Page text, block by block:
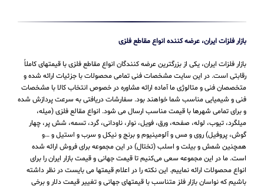
بازار فلزات ایران، عرضه کننده انواع مقاطع فلزی
بازار فلزات ایران، یکی از بزرگترین عرضه کنندگان انواع مقاطع فلزی با قیمتهای کاملاً
رقابتی است. در این سایت مشخصات فنی تمامی محصولات با جزئیات ارائه شده و
متخصصان فنی و متالوژی ما آماده ارائه مشاوره در خصوص انتخاب کالا با مشخصات
فنی و شیمیایی مناسب شما خواهند بود. سفارشات دریافتی به سرعت پردازش شده
و برای تمامی شهرها با قیمت مناسب ارسال می شود. انواع مقالع فلزی (میله،
میلگرد، تیوب، لوله، صفحه، ورق، فویل، نوار، ناودانی، گرد، تسمه، شش پر، چهار
گوش، پروفیل) روی و مس و آلومینیوم و برنج و نیکل و سرب و استیل و …و
همچنین شمش و بیلت و اسلب (تختال) در این مجموعه برای فروش ارائه شده
است. ما در این مجموعه سعی می‌کنیم تا قیمت جهانی و قیمت بازار ایران را برای
انواع محصولات ارائه نماییم. این نکته را در اعلام قیمتها می بایست در نظر داشته
باشیم که نواسان بازار فلز متناسب با قیمتهای جهانی و تغییر قیمت دلار و برخی